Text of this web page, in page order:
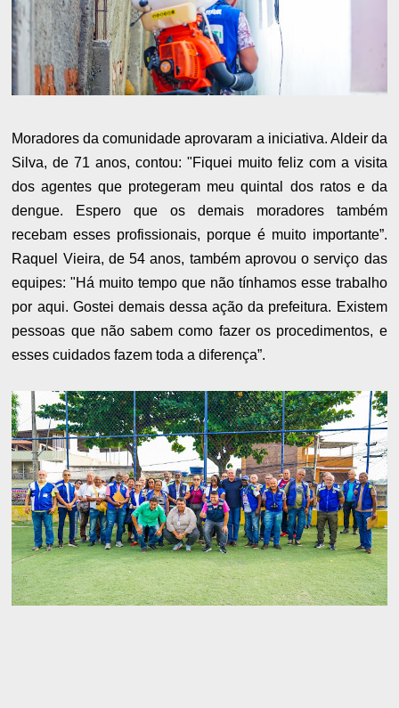
Moradores da comunidade aprovaram a iniciativa. Aldeir da
Silva, de 71 anos, contou: "Fiquei muito feliz com a visita
dos agentes que protegeram meu quintal dos ratos e da
dengue. Espero que os demais moradores também
recebam esses profissionais, porque é muito importante”.
Raquel Vieira, de 54 anos, também aprovou o serviço das
equipes: "Há muito tempo que não tínhamos esse trabalho
por aqui. Gostei demais dessa ação da prefeitura. Existem
pessoas que não sabem como fazer os procedimentos, e
esses cuidados fazem toda a diferença”.